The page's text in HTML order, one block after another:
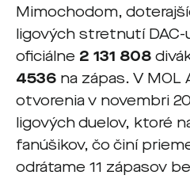
Mimochodom,
ligových stretnutí DAC-
oficiálne 2 131 808
4536 na zápas. V MOL
otvorenia v novembri
ligových duelov, ktoré
fanúšikov, čo činí
odrátame 11 zápasov